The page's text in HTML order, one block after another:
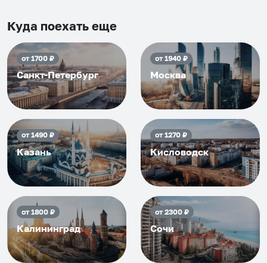
приезжать еще...
Куда поехать еще
от1700₽
Санкт-Петербург
от1940₽
Москва
от1490₽
Казань
от1270₽
Кисловодск
от1800₽
Калининград
от2300₽
Сочи